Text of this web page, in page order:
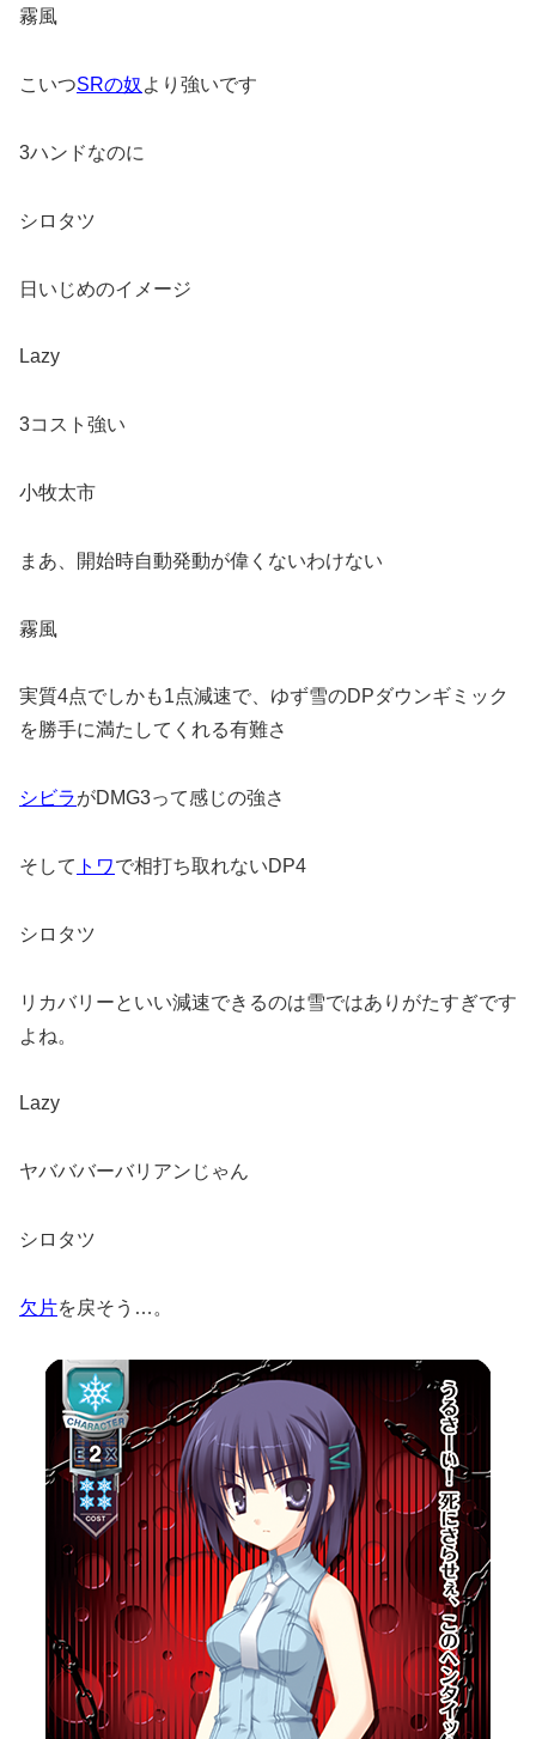
霧風
こいつSRの奴 より強いです
3ハンドなのに
シロタツ
日いじめのイメージ
Lazy
3コスト強い
小牧太市
まあ、開始時自動発動が偉くないわけない
霧風
実質4点でしかも1点減速で、ゆず雪のDPダウンギミック
を勝手に満たしてくれる有難さ
シビラがDMG3って感じの強さ
そして トワで相打ち取れないDP4
シロタツ
リカバリーといい減速できるのは雪ではありがたすぎです
よね。
Lazy
ヤバババーバリアンじゃん
シロタツ
欠片を戻そう…。